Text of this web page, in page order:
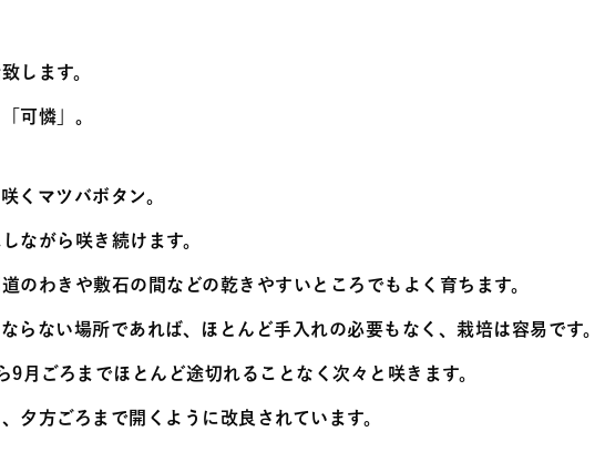
します。
可憐」。
くマツバボタン。
ながら咲き続けます。
のわきや敷石の間などの乾きやすいところでもよく育ちます。
らない場所であれば、ほとんど手入れの必要もなく、栽培は容易です。
月ごろまでほとんど途切れることなく次々と咲きます。
夕方ごろまで開くように改良されています。